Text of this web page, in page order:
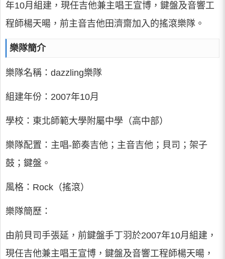
年10月組建，現任吉他兼主唱王宣博，鍵盤及音響工
程師楊天暘，前主音吉他田濟齋加入的搖滾樂隊。
樂隊簡介
樂隊名稱：dazzling樂隊
組建年份：2007年10月
學校：東北師範大學附屬中學（高中部）
樂隊配置：主唱-節奏吉他；主音吉他；貝司；架子
鼓；鍵盤。
風格：Rock（搖滾）
樂隊簡歷：
由前貝司手張延，前鍵盤手丁羽於2007年10月組建，
現任吉他兼主唱王宣博，鍵盤及音響工程師楊天暘，